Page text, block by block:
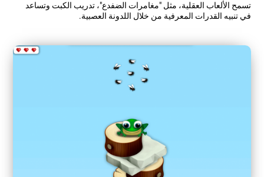
تسمح الألعاب العقلية، مثل "مغامرات الضفدع"، تدريب الكبت وتساعد
في تنبيه القدرات المعرفية من خلال اللدونة العصبية.